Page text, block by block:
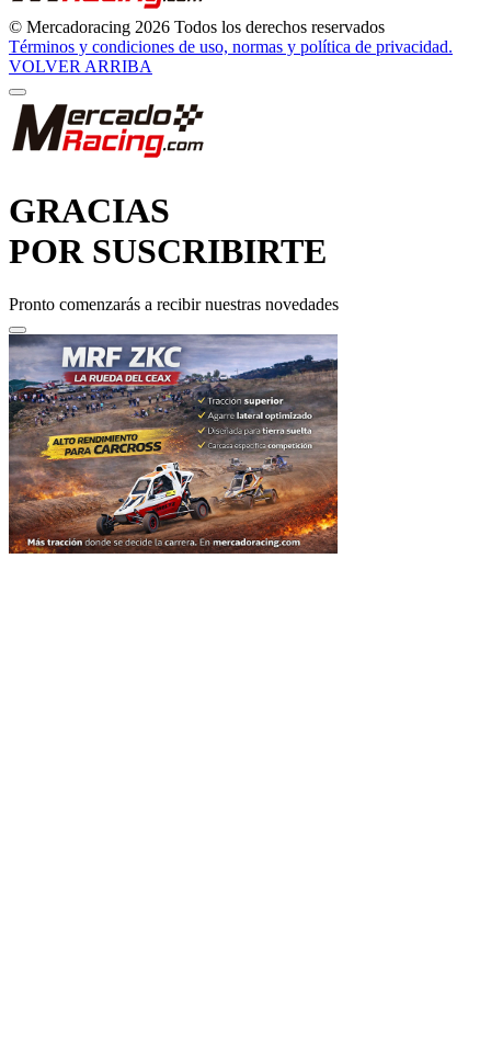
Términos y condiciones de uso, normas y política de privacidad.
VOLVER ARRIBA
POR SUSCRIBIRTE